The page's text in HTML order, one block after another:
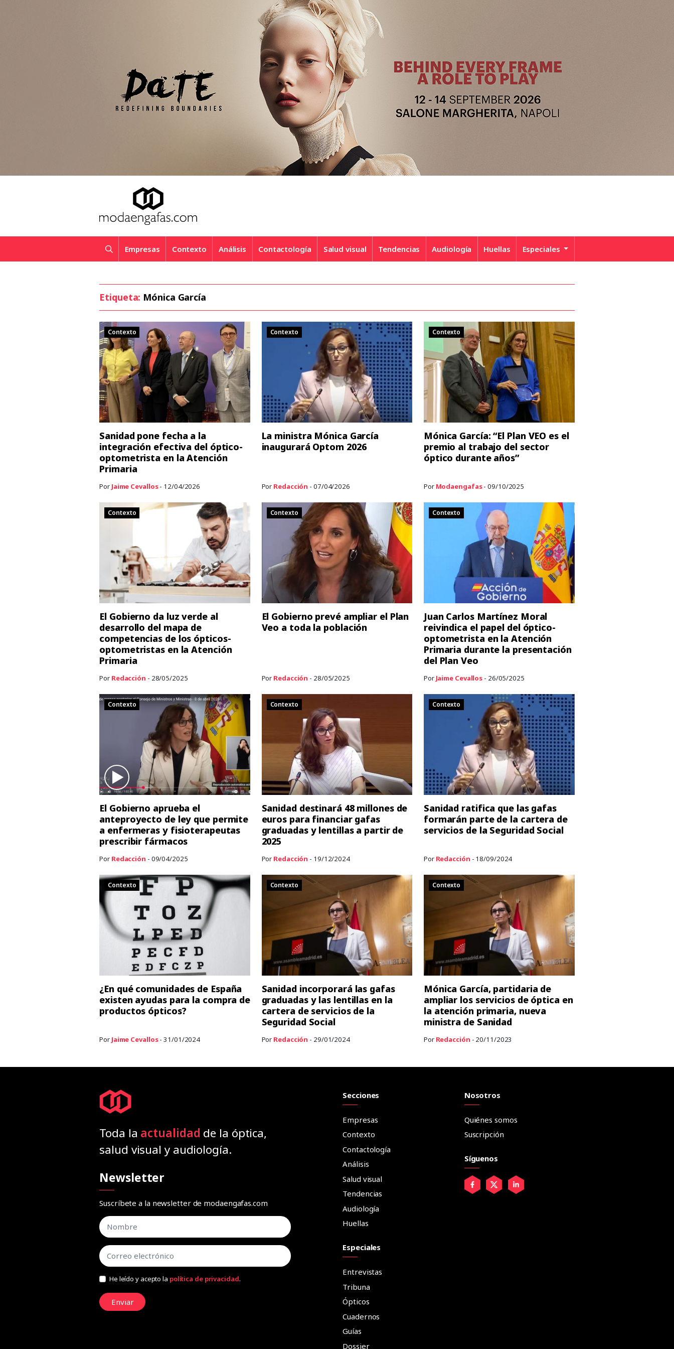
Empresas Contexto Análisis Contactología Salud visual Tendencias Audiología Huellas Especiales
Etiqueta: Mónica García
Contexto
Sanidad pone fecha a la
integración efectiva del óptico-
optometrista en la Atención
Primaria
Por Jaime Cevallos- 12/04/2026
Contexto
La ministra Mónica García
inaugurará Optom 2026
Por Redacción - 07/04/2026
Contexto
Mónica García: “El Plan VEO es el
premio al trabajo del sector
óptico durante años”
Por Modaengafas- 09/10/2025
Contexto
El Gobierno da luz verde al
desarrollo del mapa de
competencias de los ópticos-
optometristas en la Atención
Primaria
Por Redacción - 28/05/2025
Contexto
El Gobierno prevé ampliar el Plan
Veo a toda la población
Por Redacción - 28/05/2025
Contexto
Juan Carlos Martínez Moral
reivindica el papel del óptico-
optometrista en la Atención
Primaria durante la presentación
del Plan Veo
Por Jaime Cevallos - 26/05/2025
Contexto
El Gobierno aprueba el
anteproyecto de ley que permite
a enfermeras y fisioterapeutas
prescribir fármacos
Por Redacción - 09/04/2025
Contexto
Sanidad destinará 48 millones de
euros para financiar gafas
graduadas y lentillas a partir de
2025
Por Redacción - 19/12/2024
Contexto
Sanidad ratifica que las gafas
formarán parte de la cartera de
servicios de la Seguridad Social
Por Redacción - 18/09/2024
Contexto
¿En qué comunidades de España
existen ayudas para la compra de
productos ópticos?
Por Jaime Cevallos- 31/01/2024
Contexto
Sanidad incorporará las gafas
graduadas y las lentillas en la
cartera de servicios de la
Seguridad Social
Por Redacción - 29/01/2024
Contexto
Mónica García, partidaria de
ampliar los servicios de óptica en
la atención primaria, nueva
ministra de Sanidad
Por Redacción - 20/11/2023
Toda la actualidad de la óptica,
salud visual y audiología.
Newsletter
Suscríbete a la newsletter de modaengafas.com
He leído y acepto la política de privacidad.
Enviar
Secciones
Empresas
Contexto
Contactología
Análisis
Salud visual
Tendencias
Audiología
Huellas
Especiales
Entrevistas
Tribuna
Ópticos
Cuadernos
Guías
Dossier
Nosotros
Quiénes somos
Suscripción
Síguenos